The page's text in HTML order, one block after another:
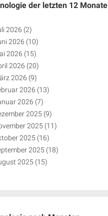
der letzten 12 Monate
2026 (2)
2026 (10)
2026 (15)
2026 (20)
2026 (9)
2026 (13)
2026 (7)
2025 (9)
2025 (11)
2025 (16)
2025 (18)
2025 (15)